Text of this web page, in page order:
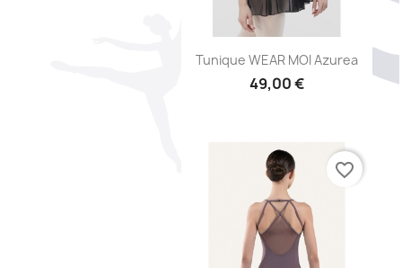
Aperçu rapide
Tunique WEAR MOI Azurea
49,00 €
favorite_border